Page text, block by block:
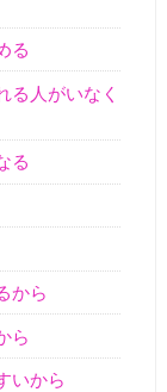
る
る人がいなく
る
から
ら
いから